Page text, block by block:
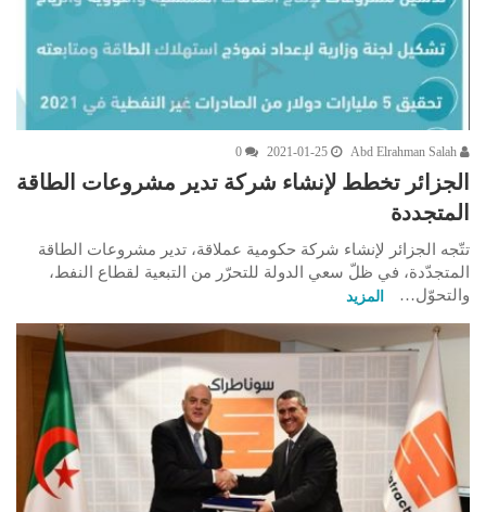
2021-01-25
0
الجزائر تخطط لإنشاء شركة تدير مشروعات الطاقة
المتجددة
تتّجه الجزائر لإنشاء شركة حكومية عملاقة، تدير مشروعات الطاقة
المتجدّدة، في ظلّ سعي الدولة للتحرّر من التبعية لقطاع النفط،
والتحوّل…
المزيد